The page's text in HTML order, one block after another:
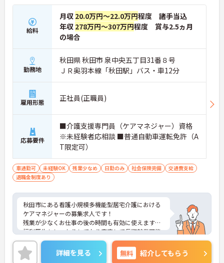
給料
月収 20.0万円～22.0万円程度 諸手当込
年収 278万円～307万円程度 賞与2.5ヵ月
の場合
勤務地
秋田県 秋田市 泉中央五丁目31番８号
ＪＲ奥羽本線「秋田駅」バス・車12分
雇用形態 正社員(正職員)
応募要件
■介護支援専門員（ケアマネジャー）資格
※未経験者応相談 ■普通自動車運転免許（A
T限定可）
車通勤可 未経験OK 残業少なめ 日勤のみ 社会保険完備
交通費支給
退職金制度あり
秋田市にある看護小規模多機能型居宅介護における
ケアマネジャーの募集求人です！
残業が少なくお仕事の後の時間も有効に使えます！
福利厚生もしっかりしており安定して長期就業可能
です！
ご興味ある方には、面接のポイントなど、さらに詳
細をお話致しますのでお気軽にご相談ください。
詳細を見る 無料 紹介してもらう